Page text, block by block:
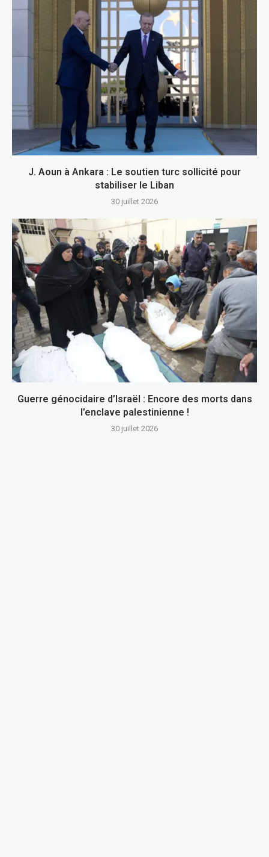
J. Aoun à Ankara : Le soutien turc sollicité pour
stabiliser le Liban
30 juillet 2026
Guerre génocidaire d’Israël : Encore des morts dans
l’enclave palestinienne !
30 juillet 2026